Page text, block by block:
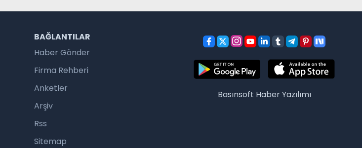
BAĞLANTILAR
Haber Gönder
Firma Rehberi
Anketler
Arşiv
Rss
Sitemap
Basınsoft Haber Yazılımı